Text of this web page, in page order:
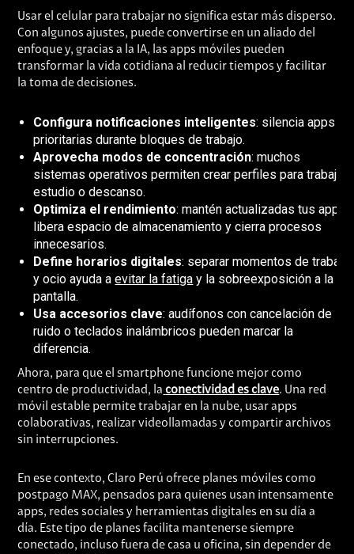
Usar el celular para trabajar no significa estar más disperso.
Con algunos ajustes, puede convertirse en un aliado del
enfoque y, gracias a la IA, las apps móviles pueden
transformar la vida cotidiana al reducir tiempos y facilitar
la toma de decisiones.
Configura notificaciones inteligentes: silencia apps no
prioritarias durante bloques de trabajo.
Aprovecha modos de concentración: muchos
sistemas operativos permiten crear perfiles para trabajo,
estudio o descanso.
Optimiza el rendimiento: mantén actualizadas tus apps,
libera espacio de almacenamiento y cierra procesos
innecesarios.
Define horarios digitales: separar momentos de trabajo
y ocio ayuda aevitar la fatiga y la sobreexposición a la
pantalla.
Usa accesorios clave: audífonos con cancelación de
ruido o teclados inalámbricos pueden marcar la
diferencia.
Ahora, para que el smartphone funcione mejor como
centro de productividad, la conectividad es clave. Una red
móvil estable permite trabajar en la nube, usar apps
colaborativas, realizar videollamadas y compartir archivos
sin interrupciones.
En ese contexto, Claro Perú ofrece planes móviles como
postpago MAX, pensados para quienes usan intensamente
apps, redes sociales y herramientas digitales en su día a
día. Este tipo de planes facilita mantenerse siempre
conectado, incluso fuera de casa u oficina, sin depender de